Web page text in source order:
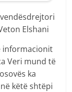
Elshani
informacionit
Veri mund të
ka
këtë shtëpi